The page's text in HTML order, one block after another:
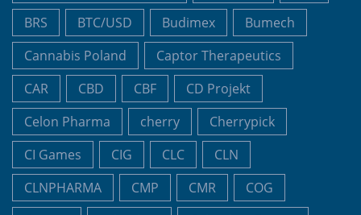
BRS
BTC/USD Budimex
Bumech
Cannabis Poland
Captor Therapeutics
CAR
CBD CBF
CD Projekt
Celon Pharma
cherry
Cherrypick
CI Games
CIG CLC
CLN
CLNPHARMA
CMP CMR
COG